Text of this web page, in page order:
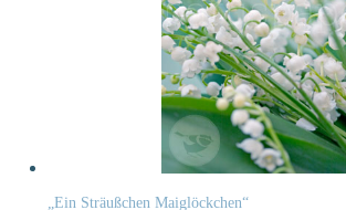
„Ein Sträußchen Maiglöckchen“